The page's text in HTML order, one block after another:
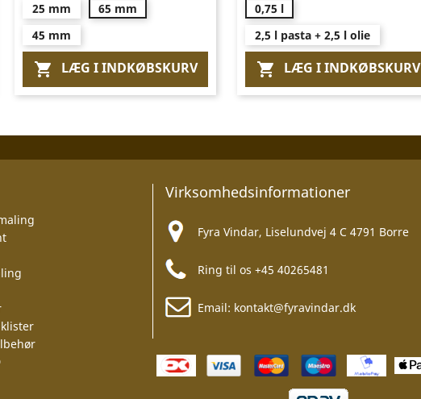
25 mm
65 mm
45 mm
 LÆG I INDKØBSKURV
0,75 l
2,5 l pasta + 2,5 l olie
 LÆG I INDKØBSKURV
Virksomhedsinformationer
Fyra Vindar, Liselundvej 4 C 4791 Borre
Ring til os +45 40265481
Email: kontakt@fyravindar.dk